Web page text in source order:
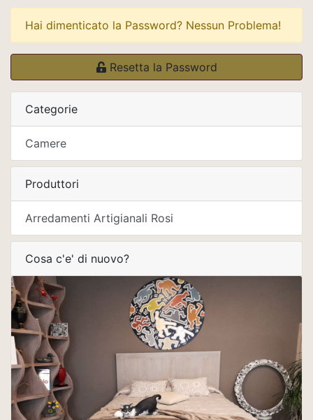
Hai dimenticato la Password? Nessun Problema!
Resetta la Password
Categorie
Camere
Produttori
Arredamenti Artigianali Rosi
Cosa c'e' di nuovo?